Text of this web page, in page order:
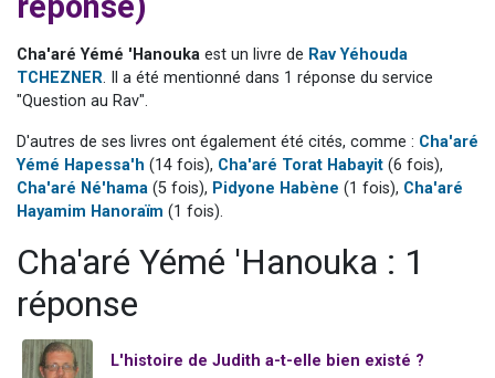
4 personnes viennent de faire un don pour Reloger Rivka, 6 enfants, victime de violences...
2 personnes viennent de faire un don pour 1 Journée de Vacances Pour les Enfants
3 nouvelles musiques dans Torah-Box Music
Cha'aré Yémé 'Hanouka est un livre de Rav Yéhouda
TCHEZNER. Il a été mentionné dans 1 réponse du service
"Question au Rav".
D'autres de ses livres ont également été cités, comme : Cha'aré
Yémé Hapessa'h (14 fois), Cha'aré Torat Habayit (6 fois),
Cha'aré Né'hama (5 fois), Pidyone Habène (1 fois), Cha'aré
Hayamim Hanoraïm (1 fois).
Cha'aré Yémé 'Hanouka : 1
réponse
L'histoire de Judith a-t-elle bien existé ?